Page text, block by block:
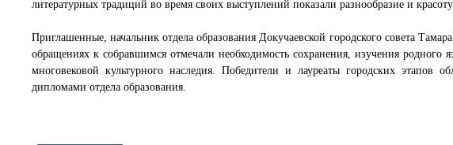
литературных традиций во время своих выступлений показали разнообразие и
Приглашенные, начальник отдела образования Докучаевской городского совета
обращениях к собравшимся отмечали необходимость сохранения, изучения
многовековой культурного наследия. Победители и лауреаты городских этапов
дипломами отдела образования.